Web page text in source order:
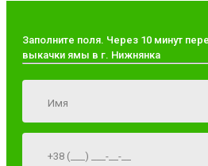
Заполните поля. Через 10 минут
выкачки ямы в г. Нижнянка